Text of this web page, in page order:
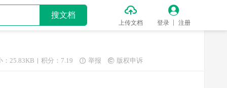
搜文档 
上传文档

登录 注册
：25.83KB 积分：7.19  举报  版权申诉